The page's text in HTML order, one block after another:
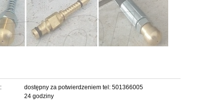
dostępny za potwierdzeniem tel: 501366005
24 godziny